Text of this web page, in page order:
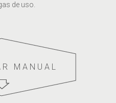
de uso.
MANUAL